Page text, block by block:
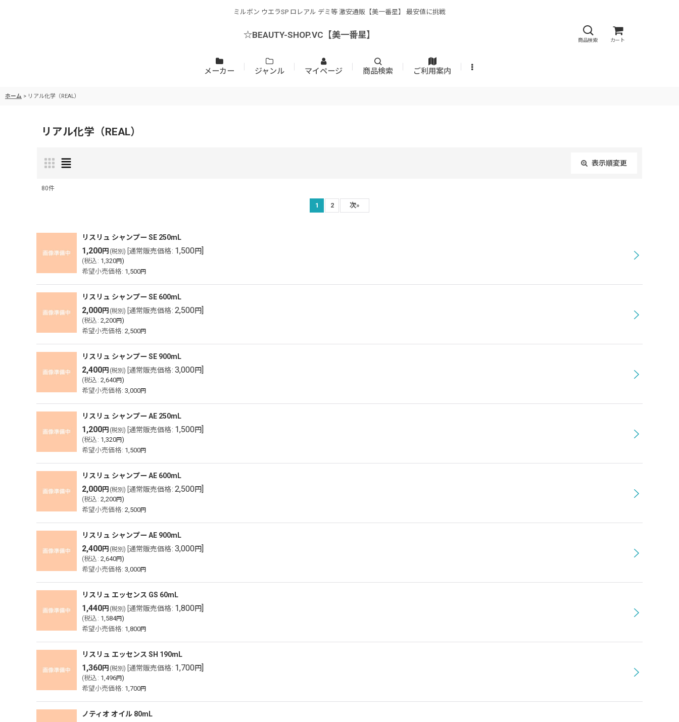
ミルボン ウエラSP ロレアル デミ等 激安通販【美一番星】 最安値に挑戦
☆BEAUTY-SHOP.VC【美一番星】
商品検索 カート
メーカー ジャンル マイページ 商品検索 ご利用案内
ホーム > リアル化学（REAL）
リアル化学（REAL）
表示順変更
80件
1 2 次»
リスリュ シャンプー SE 250mL
1,200円 (税別) 通常販売価格: 1,500円]
(税込 : 1,320円)
希望小売価格: 1,500円
リスリュ シャンプー SE 600mL
2,000円 (税別) 通常販売価格: 2,500円]
(税込 : 2,200円)
希望小売価格: 2,500円
リスリュ シャンプー SE 900mL
2,400円 (税別) 通常販売価格: 3,000円]
(税込 : 2,640円)
希望小売価格: 3,000円
リスリュ シャンプー AE 250mL
1,200円 (税別) 通常販売価格: 1,500円]
(税込 : 1,320円)
希望小売価格: 1,500円
リスリュ シャンプー AE 600mL
2,000円 (税別) 通常販売価格: 2,500円]
(税込 : 2,200円)
希望小売価格: 2,500円
リスリュ シャンプー AE 900mL
2,400円 (税別) 通常販売価格: 3,000円]
(税込 : 2,640円)
希望小売価格: 3,000円
リスリュ エッセンス GS 60mL
1,440円 (税別) 通常販売価格: 1,800円]
(税込 : 1,584円)
希望小売価格: 1,800円
リスリュ エッセンス SH 190mL
1,360円 (税別) 通常販売価格: 1,700円]
(税込 : 1,496円)
希望小売価格: 1,700円
ノティオ オイル 80mL